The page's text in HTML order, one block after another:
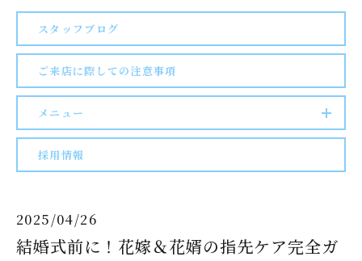
RECOMMENDED
INSTAGRAM
NEWS
CONTENTS
ACCESS
各種コンテンツ
2025/04/26
結婚式前に！花嫁＆花婿の指先ケア完全ガ
スタッフブログ
ご来店に際しての注意事項
メニュー
採用情報